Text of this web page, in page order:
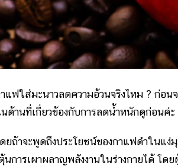
มะนาวลดความอ้วนจริงไหม ? ก่อนจะ
ด้านที่เกี่ยวข้องกับการลดน้ำหนักดูก่อนค่ะ
ะพูดถึงประโยชน์ของกาแฟดำในแง่มุม
นการเผาผลาญพลังงานในร่างกายได้ โด